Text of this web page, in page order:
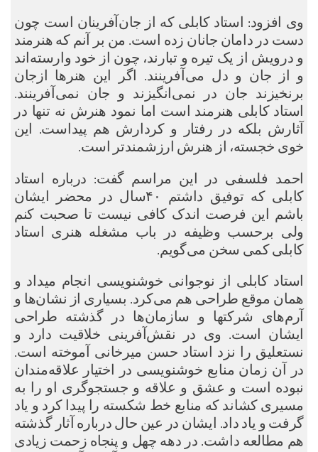
وی افزود: استاد کابلی که از جان‌آفرینان است چون
دست در دامان جانان زده‌ است. من بر آنم که هنرمند
و درویش از یک تیره و تبارند، چون از خود وارسته‌اند
و از جان و دل می‌آفرینند. اگر این هنرها ازجان
برنخیزند جان در نمی‌انگیزند و جان نمی‌آفرینند.
استاد کابلی هنرمند است اما نمود هنرش نه تنها در
آثارش بلکه در رفتار و کردارش هم پیداست. این
خوی خجسته، از هنرش ارزشمندتر است.
احمد فلسفی در این مراسم گفت: درباره استاد
کابلی که توفیق داشتم ۴۰سال در محضر ایشان
باشم این فرصت اندک کافی نیست تا صحبت کنم
ولی برحسب وظیفه در باب مشغله هنری استاد
کابلی کمی سخن می‌گویم.
استاد کابلی از نوجوانی خوشنویسی انجام میداد و
همان موقع طراحی هم می‌کرد. بسیاری از نشان‌ها و
آرم‌های شرکتها و سازمان‌ها در گذشته طراحی‌
ایشان است. وی در نقش‌آفرینی خلاقیت دارد و
نستعلیق را نزد استاد حسن میرخانی آموخته است.
در آن زمان منابع خوشنویسی در اختیار علاقه‌مندان
نبوده است و عشق و علاقه و جستجوگری او را به
مسیری کشاند که منابع خط شکسته را پیدا کرد و یاد
گرفت و یاد داد. ایشان در عین حال درباره آثار گذشته
هم مطالعه داشت. در دهه چهل و پنجاه زحمت زیادی